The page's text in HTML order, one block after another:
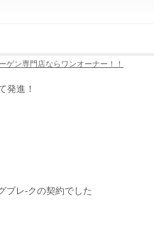
ン専門店ならワンオーナー！！
発進！
ブレ-クの契約でした